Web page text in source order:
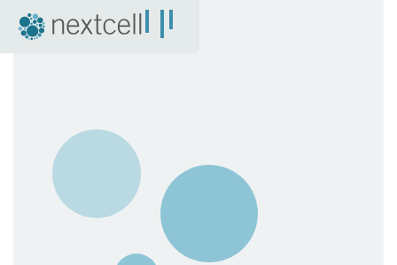
NextCell som investering
Finansiell kalender
04. Nyheter
Pressmeddelanden